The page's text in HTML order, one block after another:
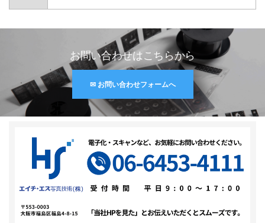
お問い合わせはこちらから
✉ お問い合わせフォームへ